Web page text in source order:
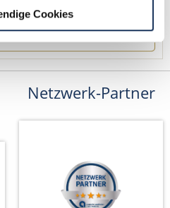
Cookies
Netzwerk-Partner